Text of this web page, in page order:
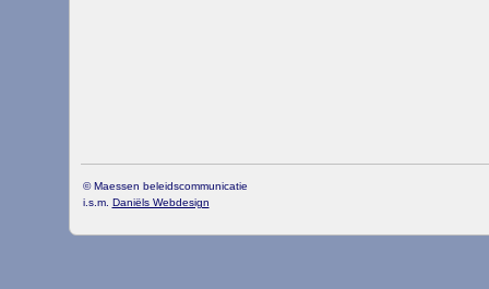
© Maessen beleidscommunicatie
i.s.m. Daniëls Webdesign